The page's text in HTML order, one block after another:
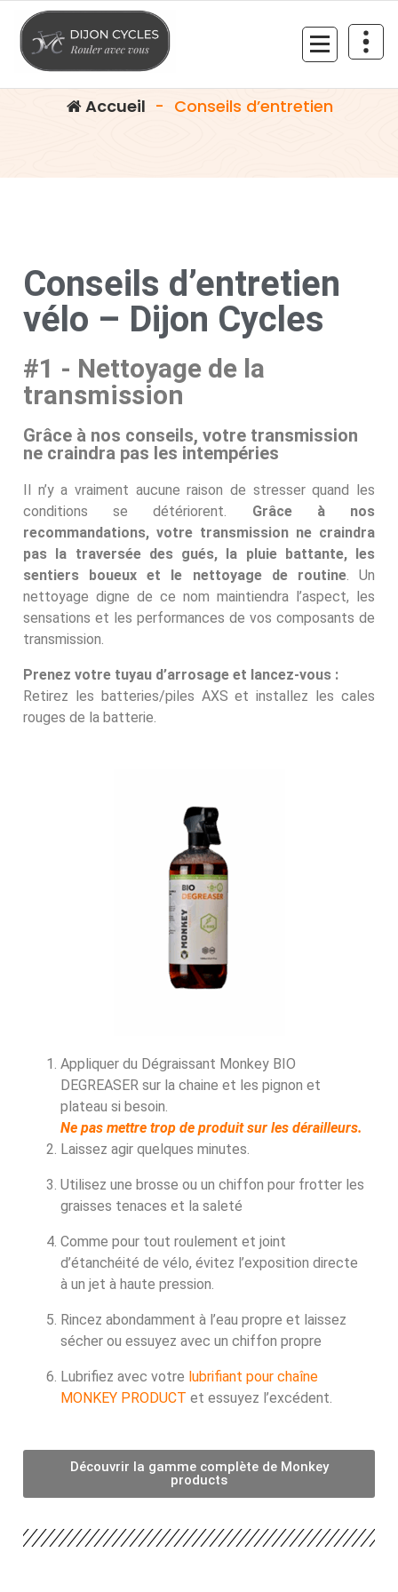
Conseils d’entretien
Accueil - Conseils d’entretien
Conseils d’entretien
vélo – Dijon Cycles
#1 - Nettoyage de la
transmission
Grâce à nos conseils, votre transmission
ne craindra pas les intempéries
Il n’y a vraiment aucune raison de stresser quand les
conditions se détériorent. Grâce à nos
recommandations, votre transmission ne craindra
pas la traversée des gués, la pluie battante, les
sentiers boueux et le nettoyage de routine. Un
nettoyage digne de ce nom maintiendra l’aspect, les
sensations et les performances de vos composants de
transmission.
Prenez votre tuyau d’arrosage et lancez-vous :
Retirez les batteries/piles AXS et installez les cales
rouges de la batterie.
Appliquer du Dégraissant Monkey BIO
DEGREASER sur la chaine et les pignon et
plateau si besoin.
Ne pas mettre trop de produit sur les dérailleurs.
Laissez agir quelques minutes.
Utilisez une brosse ou un chiffon pour frotter les
graisses tenaces et la saleté
Comme pour tout roulement et joint
d’étanchéité de vélo, évitez l’exposition directe
à un jet à haute pression.
Rincez abondamment à l’eau propre et laissez
sécher ou essuyez avec un chiffon propre
Lubrifiez avec votre lubrifiant pour chaîne
MONKEY PRODUCT et essuyez l’excédent.
Découvrir la gamme complète de Monkey
products